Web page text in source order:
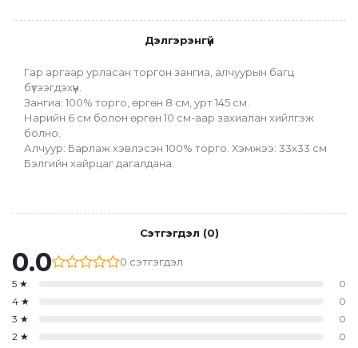
Дэлгэрэнгүй
Гар аргаар урласан торгон зангиа, алчуурын багц
бүтээгдэхүүн.
Зангиа: 100% торго, өргөн 8 см, урт 145 см.
Нарийн 6 см болон өргөн 10 см-аар захиалан хийлгэж
болно.
Алчуур: Барлаж хэвлэсэн 100% торго. Хэмжээ: 33х33 см
Бэлгийн хайрцаг дагалдана.
Сэтгэгдэл (0)
0.0 0 сэтгэгдэл
5 ★
0
4 ★
0
3 ★
0
2 ★
0